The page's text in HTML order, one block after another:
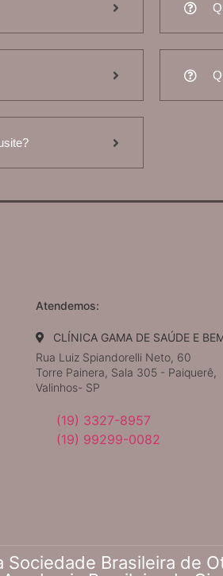
Atendemos:
CLÍNICA GAMA DE SAÚDE E
Rua Luiz Spiandorelli Neto, 60
Torre Painera, Sala 305 - Paiquerê,
Valinhos- SP
(19) 3327-8957
(19) 99299-0082
Sociedade Brasileira de